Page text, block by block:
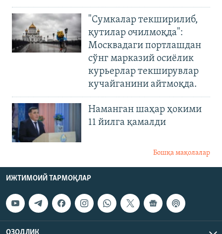
"Сумкалар текширилиб,
қутилар очилмоқда":
Москвадаги портлашдан
сўнг марказий осиёлик
курьерлар текширувлар
кучайганини айтмоқда.
Наманган шаҳар ҳокими
11 йилга қамалди
Бошқа мақолалар
ИЖТИМОИЙ ТАРМОҚЛАР